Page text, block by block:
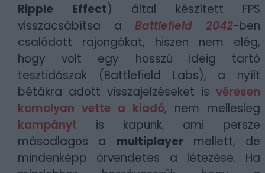
Ripple Effect) által készített FPS
visszacsábítsa aBattlefield 2042-ben
csalódott rajongókat, hiszen nem elég,
hogy volt egy hosszú ideig tartó
tesztidőszak (Battlefield Labs), a nyílt
bétákra adott visszajelzéseket is véresen
komolyan vette a kiadó, nem mellesleg
kampányt is kapunk, ami persze
másodlagos a multiplayermellett, de
mindenképp örvendetes a létezése. Ha